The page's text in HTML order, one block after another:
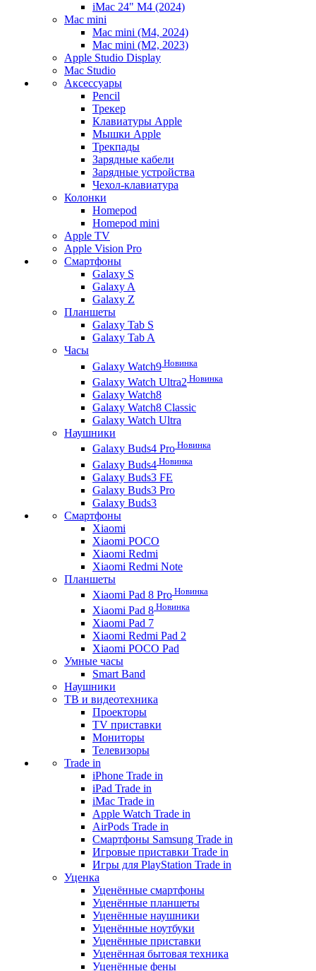
iMac 24" M4 (2024)
Mac mini
Mac mini (M4, 2024)
Mac mini (M2, 2023)
Apple Studio Display
Mac Studio
Аксессуары
Pencil
Трекер
Клавиатуры Apple
Мышки Apple
Трекпады
Зарядные кабели
Зарядные устройства
Чехол-клавиатура
Колонки
Homepod
Homepod mini
Apple TV
Apple Vision Pro
Смартфоны
Galaxy S
Galaxy A
Galaxy Z
Планшеты
Galaxy Tab S
Galaxy Tab A
Часы
Galaxy Watch9 Новинка
Galaxy Watch Ultra2 Новинка
Galaxy Watch8
Galaxy Watch8 Classic
Galaxy Watch Ultra
Наушники
Galaxy Buds4 Pro Новинка
Galaxy Buds4 Новинка
Galaxy Buds3 FE
Galaxy Buds3 Pro
Galaxy Buds3
Смартфоны
Xiaomi
Xiaomi POCO
Xiaomi Redmi
Xiaomi Redmi Note
Планшеты
Xiaomi Pad 8 Pro Новинка
Xiaomi Pad 8 Новинка
Xiaomi Pad 7
Xiaomi Redmi Pad 2
Xiaomi POCO Pad
Умные часы
Smart Band
Наушники
ТВ и видеотехника
Проекторы
TV приставки
Мониторы
Телевизоры
Trade in
iPhone Trade in
iPad Trade in
iMac Trade in
Apple Watch Trade in
AirPods Trade in
Смартфоны Samsung Trade in
Игровые приставки Trade in
Игры для PlayStation Trade in
Уценка
Уценённые смартфоны
Уценённые планшеты
Уценённые наушники
Уценённые ноутбуки
Уценённые приставки
Уценённая бытовая техника
Уценённые фены